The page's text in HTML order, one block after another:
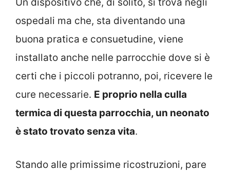
Un dispositivo che, di solito, si trova negli
ospedali ma che, sta diventando una
buona pratica e consuetudine, viene
installato anche nelle parrocchie dove si è
certi che i piccoli potranno, poi, ricevere le
cure necessarie. E proprio nella culla
termica di questa parrocchia, un neonato
è stato trovato senza vita.
Stando alle primissime ricostruzioni, pare